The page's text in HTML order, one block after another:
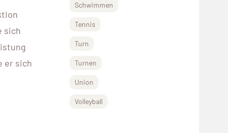
sich
er sich
Schwimmen
Tennis
Turn
Turnen
Union
Volleyball